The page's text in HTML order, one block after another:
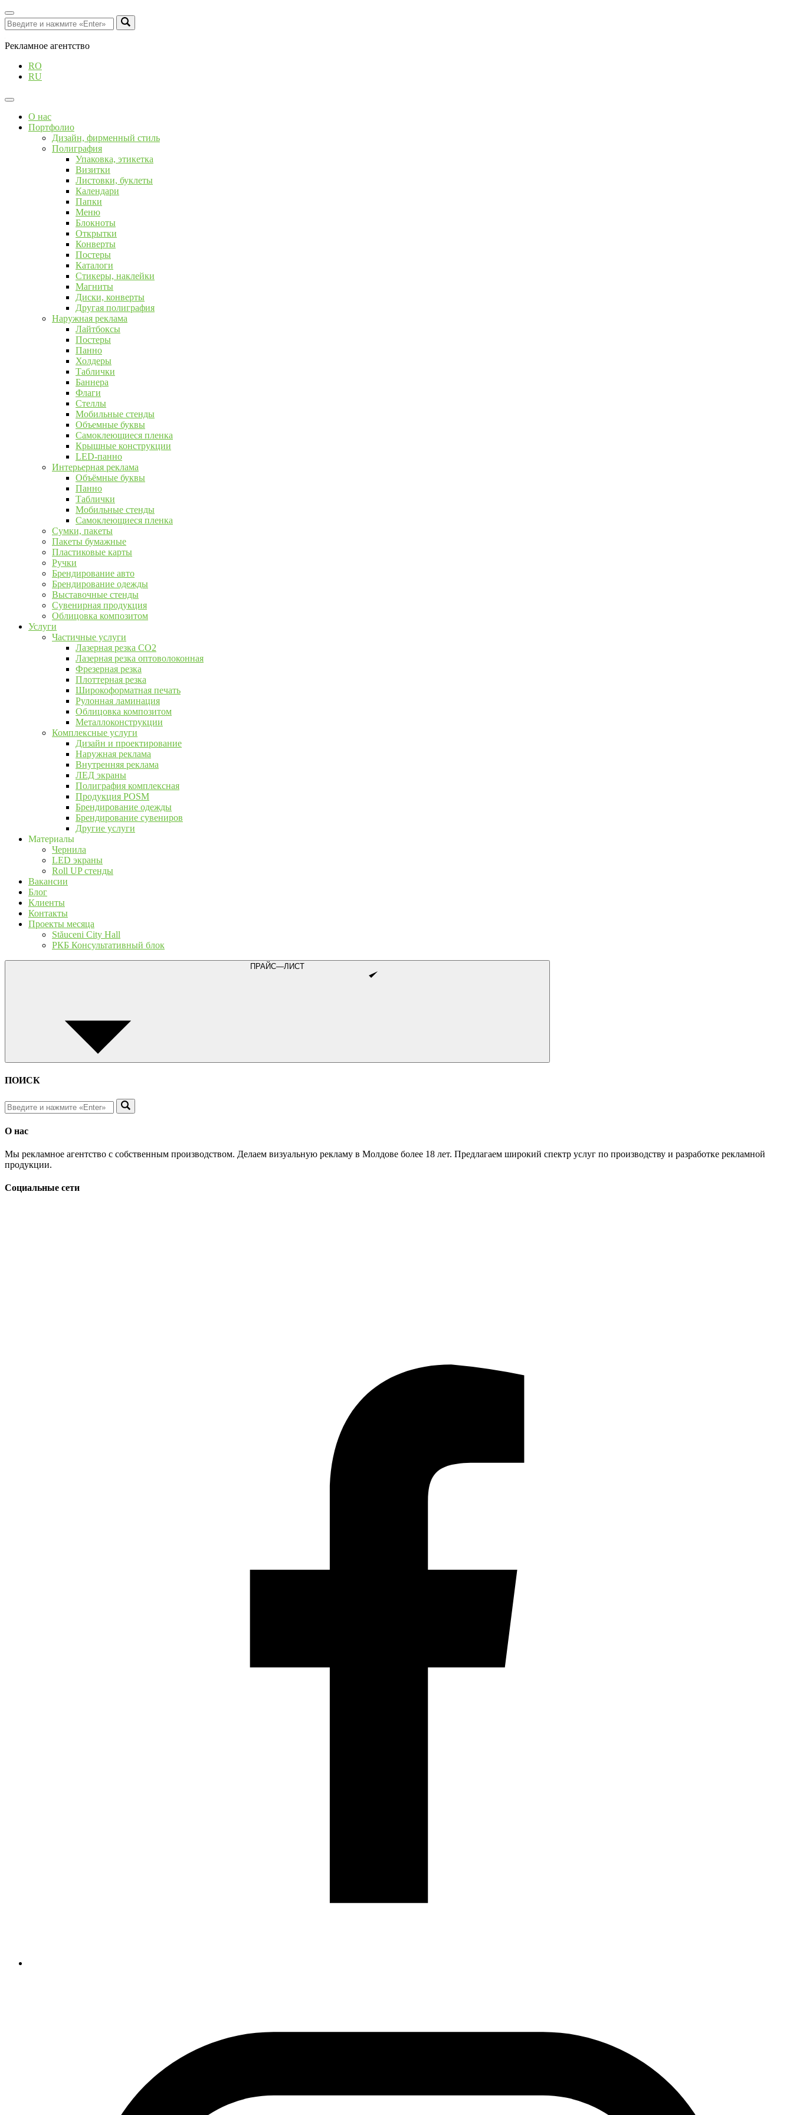
Рекламное агентство
RO
RU
О нас
Портфолио
Дизайн, фирменный стиль
Полиграфия
Упаковка, этикетка
Визитки
Листовки, буклеты
Календари
Папки
Меню
Блокноты
Открытки
Конверты
Постеры
Каталоги
Стикеры, наклейки
Магниты
Диски, конверты
Другая полиграфия
Наружная реклама
Лайтбоксы
Постеры
Панно
Холдеры
Таблички
Баннера
Флаги
Стеллы
Мобильные стенды
Объемные буквы
Самоклеющиеся пленка
Крышные конструкции
LED-панно
Интерьерная реклама
Объёмные буквы
Панно
Таблички
Мобильные стенды
Самоклеющиеся пленка
Сумки, пакеты
Пакеты бумажные
Пластиковые карты
Ручки
Брендирование авто
Брендирование одежды
Выставочные стенды
Сувенирная продукция
Облицовка композитом
Услуги
Частичные услуги
Лазерная резка CO2
Лазерная резка оптоволоконная
Фрезерная резка
Плоттерная резка
Широкоформатная печать
Рулонная ламинация
Облицовка композитом
Металлоконструкции
Комплексные услуги
Дизайн и проектирование
Наружная реклама
Внутренняя реклама
ЛЕД экраны
Полиграфия комплексная
Продукция POSM
Брендирование одежды
Брендирование сувениров
Другие услуги
Материалы
Чернила
LED экраны
Roll UP стенды
Вакансии
Блог
Клиенты
Контакты
Проекты месяца
Stăuceni City Hall
РКБ Консультативный блок
ПРАЙС—ЛИСТ
ПОИСК
О нас
Мы рекламное агентство с собственным производством. Делаем визуальную рекламу в Молдове более 18 лет. Предлагаем широкий спектр услуг по производству и разработке рекламной
продукции.
Социальные сети